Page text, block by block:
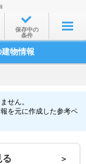
ら
保存中の
条件
物情報
せん。
を元に作成した参考ペ
る ＞